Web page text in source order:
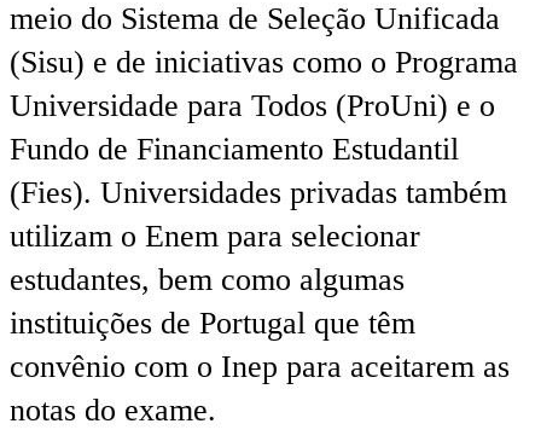
meio do Sistema de Seleção Unificada
(Sisu) e de iniciativas como o Programa
Universidade para Todos (ProUni) e o
Fundo de Financiamento Estudantil
(Fies). Universidades privadas também
utilizam o Enem para selecionar
estudantes, bem como algumas
instituições de Portugal que têm
convênio com o Inep para aceitarem as
notas do exame.